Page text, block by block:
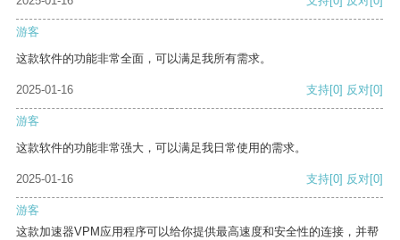
游客
这款软件的功能非常全面，可以满足我所有需求。
2025-01-16 支持[0] 反对[0]
游客
这款软件的功能非常强大，可以满足我日常使用的需求。
2025-01-16 支持[0] 反对[0]
游客
这款加速器VPM应用程序可以给你提供最高速度和安全性的连接，并帮